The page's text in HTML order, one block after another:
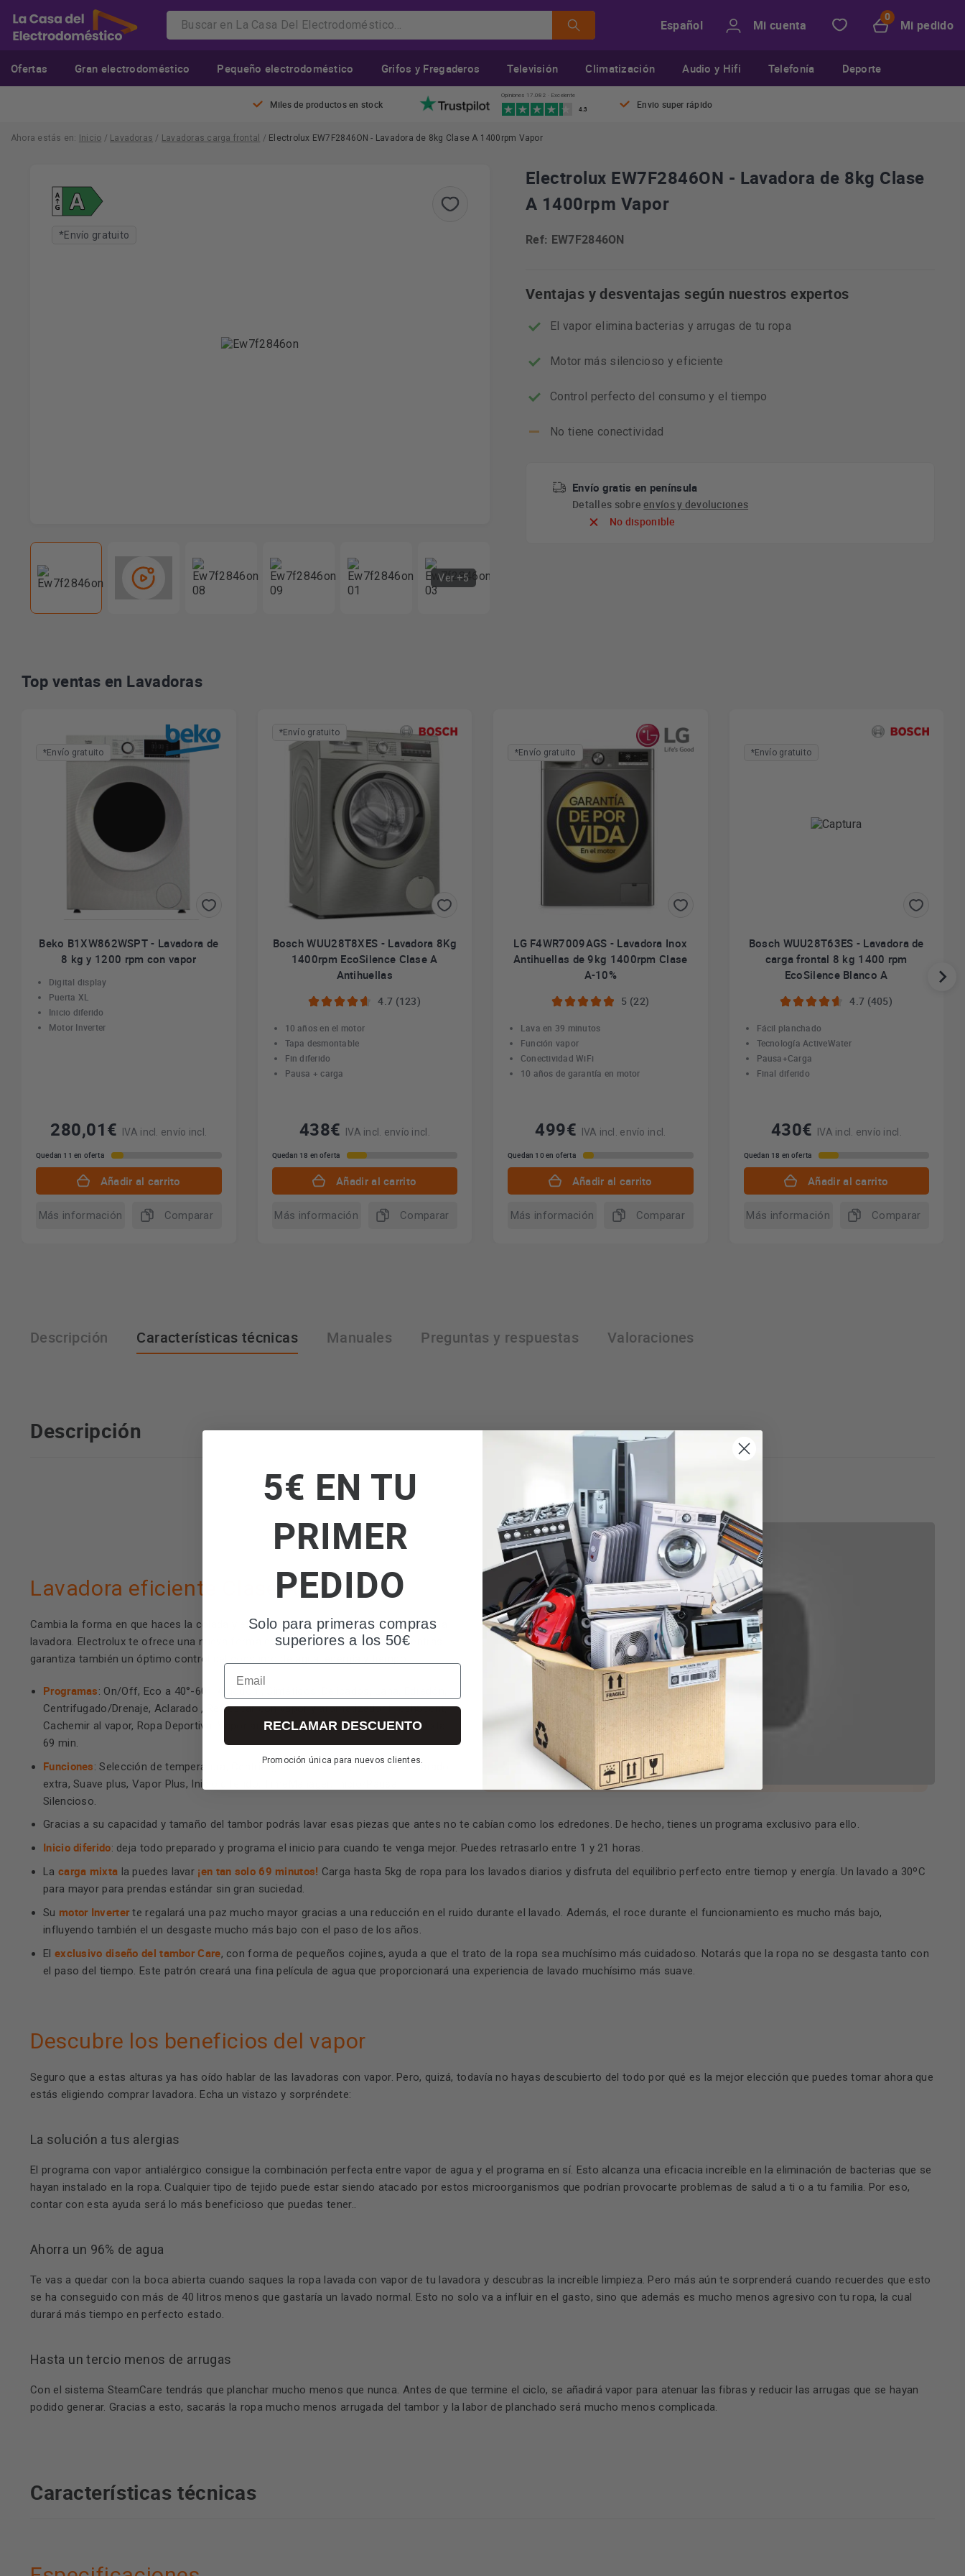
Español Mi cuenta Mi pedido
Ofertas Gran electrodoméstico Pequeño electrodoméstico Grifos y Fregaderos Televisión Climatización Audio y Hifi Telefonía Deporte
Miles de productos en stock
Opiniones 17.082 · Excelente
4.3 Envio super rápido
Ahora estás en: Inicio / Lavadoras / Lavadoras carga frontal / Electrolux EW7F2846ON - Lavadora de 8kg Clase A 1400rpm Vapor
*Envío gratuito
Ver +5
Electrolux EW7F2846ON - Lavadora de 8kg Clase
A 1400rpm Vapor
Ref: EW7F2846ON
Ventajas y desventajas según nuestros expertos
El vapor elimina bacterias y arrugas de tu ropa
Motor más silencioso y eficiente
Control perfecto del consumo y el tiempo
No tiene conectividad
Envío gratis en península
Detalles sobreenvíos y devoluciones
No disponible
Top ventas en Lavadoras
*Envío gratuito
Beko B1XW862WSPT - Lavadora de
8 kg y 1200 rpm con vapor
Digital display
Puerta XL
Inicio diferido
Motor Inverter
280,01€ IVA incl. envío incl.
Quedan 11 en oferta
Añadir al carrito
Más información Comparar
*Envío gratuito
Bosch WUU28T8XES - Lavadora 8Kg
1400rpm EcoSilence Clase A
Antihuellas
4.7 (123)
10 años en el motor
Tapa desmontable
Fin diferido
Pausa + carga
438€ IVA incl. envío incl.
Quedan 18 en oferta
Añadir al carrito
Más información Comparar
*Envío gratuito
LG F4WR7009AGS - Lavadora Inox
Antihuellas de 9kg 1400rpm Clase
A-10%
5 (22)
Lava en 39 minutos
Función vapor
Conectividad WiFi
10 años de garantía en motor
499€ IVA incl. envío incl.
Quedan 10 en oferta
Añadir al carrito
Más información Comparar
*Envío gratuito
Bosch WUU28T63ES - Lavadora de
carga frontal 8 kg 1400 rpm
EcoSilence Blanco A
4.7 (405)
Fácil planchado
Tecnología ActiveWater
Pausa+Carga
Final diferido
430€ IVA incl. envío incl.
Quedan 18 en oferta
Añadir al carrito
Más información Comparar
Descripción Características técnicas Manuales Preguntas y respuestas Valoraciones
Descripción
Lavadora eficiente Clase A
Cambia la forma en que haces la colada y empieza a ahorrar cada vez que utilices la
lavadora. Electrolux te ofrece una nueva forma de lavar y cuidar de la ropa mientras
garantiza también un óptimo control del consumo de agua, energía y tiempo.
Programas: On/Off, Eco a 40°-60°, Algodón , Sintéticos, Delicados, Lana, Edredón,
Centrifugado/Drenaje, Aclarado , Refrescar con vapor y aromatizador FreshScent,
Cachemir al vapor, Ropa Deportiva, Vapor antialergias, Rápido 14 min, Carga Mixta
69 min.
Funciones: Selección de temperatura, Centrifugado, Prelavado, Manchas, Aclarado
extra, Suave plus, Vapor Plus, Inicio diferido, TimeManager, Inicio/Pausa,
Silencioso.
Gracias a su capacidad y tamaño del tambor podrás lavar esas piezas que antes no te cabían como los edredones. De hecho, tienes un programa exclusivo para ello.
Inicio diferido: deja todo preparado y programa el inicio para cuando te venga mejor. Puedes retrasarlo entre 1 y 21 horas.
La carga mixta la puedes lavar ¡en tan solo 69 minutos! Carga hasta 5kg de ropa para los lavados diarios y disfruta del equilibrio perfecto entre tiemop y energía. Un lavado a 30ºC
para mayor para prendas estándar sin gran suciedad.
Su motor Inverterte regalará una paz mucho mayor gracias a una reducción en el ruido durante el lavado. Además, el roce durante el funcionamiento es mucho más bajo,
influyendo también el un desgaste mucho más bajo con el paso de los años.
El exclusivo diseño del tambor Care, con forma de pequeños cojines, ayuda a que el trato de la ropa sea muchísimo más cuidadoso. Notarás que la ropa no se desgasta tanto con
el paso del tiempo. Este patrón creará una fina película de agua que proporcionará una experiencia de lavado muchísimo más suave.
Descubre los beneficios del vapor
Seguro que a estas alturas ya has oído hablar de las lavadoras con vapor. Pero, quizá, todavía no hayas descubierto del todo por qué es la mejor elección que puedes tomar ahora que
estás eligiendo comprar lavadora. Echa un vistazo y sorpréndete:
La solución a tus alergias
El programa con vapor antialérgico consigue la combinación perfecta entre vapor de agua y el programa en sí. Esto alcanza una eficacia increíble en la eliminación de bacterias que se
hayan instalado en la ropa. Cualquier tipo de tejido puede estar siendo atacado por estos microorganismos que podrían provocarte problemas de salud a ti o a tu familia. Por eso,
contar con esta ayuda será lo más beneficioso que puedas tener..
Ahorra un 96% de agua
Te vas a quedar con la boca abierta cuando saques la ropa lavada con vapor de tu lavadora y descubras la increíble limpieza. Pero más aún te sorprenderá cuando recuerdes que esto
se ha conseguido con más de 40 litros menos que gastaría un lavado normal. Esto no solo va a influir en el gasto, sino que además es mucho menos agresivo con tu ropa, la cual
durará más tiempo en perfecto estado.
Hasta un tercio menos de arrugas
Con el sistema SteamCare tendrás que planchar mucho menos que nunca. Antes de que termine el ciclo, se añadirá vapor para atenuar las fibras y reducir las arrugas que se hayan
podido generar. Gracias a esto, sacarás la ropa mucho menos arrugada del tambor y la labor de planchado será mucho menos complicada.
Características técnicas
5€ EN TU
PRIMER
PEDIDO
Solo para primeras compras
superiores a los 50€
Email
RECLAMAR DESCUENTO
Promoción única para nuevos clientes.